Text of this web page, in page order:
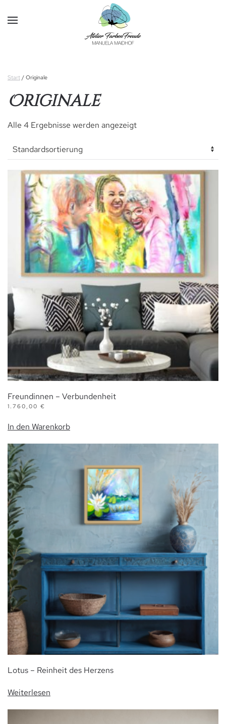
Start / Originale
Originale
Alle 4 Ergebnisse werden angezeigt
Freundinnen – Verbundenheit
1.760,00 €
In den Warenkorb
Lotus – Reinheit des Herzens
Weiterlesen